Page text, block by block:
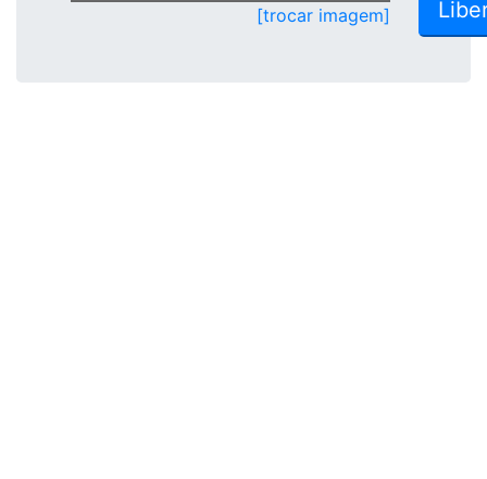
[trocar imagem]